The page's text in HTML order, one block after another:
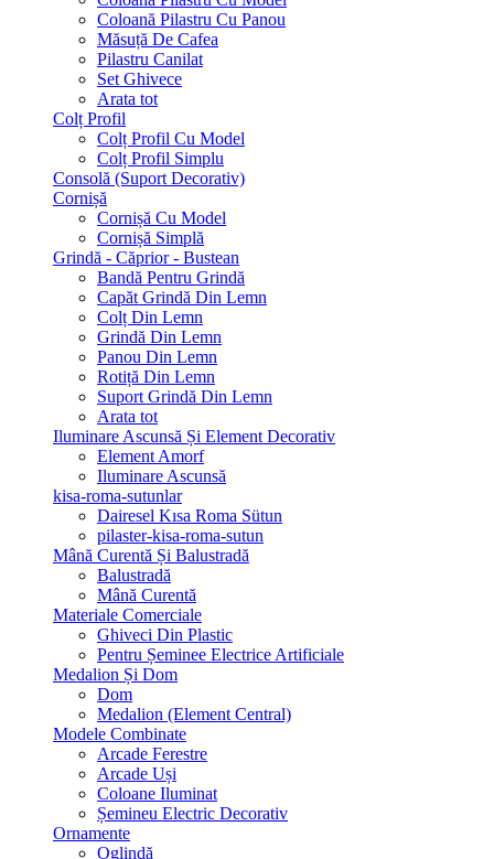
Coloană Pilastru Cu Panou
Măsuță De Cafea
Pilastru Canilat
Set Ghivece
Arata tot
Colț Profil
Colț Profil Cu Model
Colț Profil Simplu
Consolă (Suport Decorativ)
Cornișă
Cornișă Cu Model
Cornișă Simplă
Grindă - Căprior - Bustean
Bandă Pentru Grindă
Capăt Grindă Din Lemn
Colț Din Lemn
Grindă Din Lemn
Panou Din Lemn
Rotiță Din Lemn
Suport Grindă Din Lemn
Arata tot
Iluminare Ascunsă Și Element Decorativ
Element Amorf
Iluminare Ascunsă
kisa-roma-sutunlar
Dairesel Kısa Roma Sütun
pilaster-kisa-roma-sutun
Mână Curentă Și Balustradă
Balustradă
Mână Curentă
Materiale Comerciale
Ghiveci Din Plastic
Pentru Șeminee Electrice Artificiale
Medalion Și Dom
Dom
Medalion (Element Central)
Modele Combinate
Arcade Ferestre
Arcade Uși
Coloane Iluminat
Șemineu Electric Decorativ
Ornamente
Oglindă